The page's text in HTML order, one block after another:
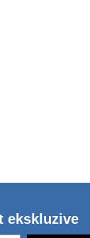
ekskluzive